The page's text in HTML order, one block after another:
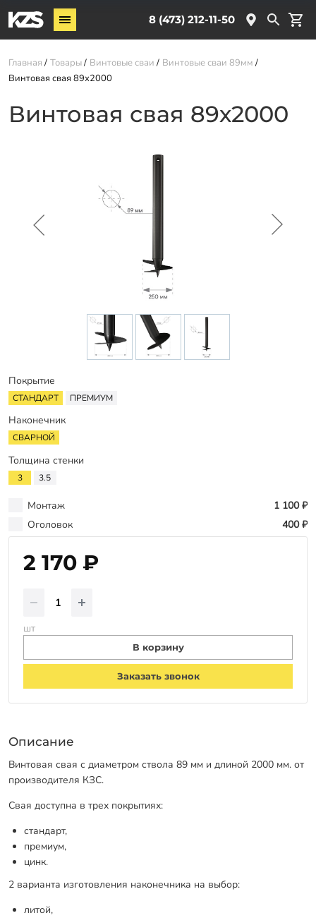
8 (473) 212-11-50
Винтовые сваи
Комплектующие
Услуги
О компании
Доставка
Заказать звонок
Главная Товары Винтовые сваи
Винтовые сваи 89мм
Винтовая свая 89х2000
Винтовая свая 89х2000
Покрытие
СТАНДАРТ ПРЕМИУМ
Наконечник
СВАРНОЙ
Толщина стенки
3 3.5
Монтаж
1 100 ₽
Оголовок
400 ₽
2 170 ₽
шт
В корзину
Заказать звонок
Описание
Винтовая свая с диаметром ствола 89 мм и длиной 2000 мм. от
производителя КЗС.
Свая доступна в трех покрытиях:
стандарт,
премиум,
цинк.
2 варианта изготовления наконечника на выбор:
литой,